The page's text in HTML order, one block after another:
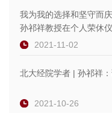
我为我的选择和坚守而
孙祁祥教授在个人荣休
2021-11-02
北大经院学者 | 孙祁祥
2021-10-26